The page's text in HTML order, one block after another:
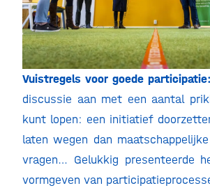
Vuistregels voor goede participatie:
discussie aan met een aantal
kunt lopen: een initiatief
laten wegen dan
vragen… Gelukkig presenteerde
vormgeven van